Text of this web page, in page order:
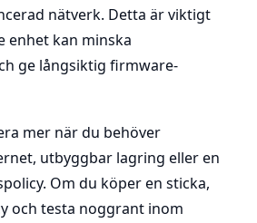
nätverk. Detta är viktigt
enhet kan minska
ge långsiktig firmware-
mer när du behöver
utbyggbar lagring eller en
Om du köper en sticka,
och testa noggrant inom